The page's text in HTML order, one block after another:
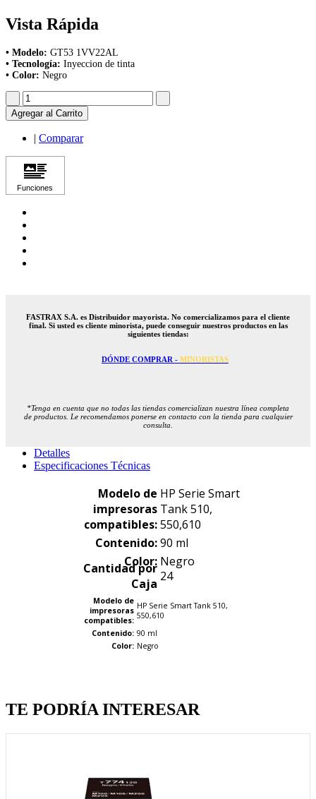
Vista Rápida
• Modelo: GT53 1VV22AL
• Tecnología: Inyeccion de tinta
• Color: Negro
Agregar al Carrito
Comparar
FASTRAX S.A. es Distribuidor mayorista. No comercializamos para el cliente
final. Si usted es cliente minorista, puede conseguir nuestros productos en las
siguientes tiendas:
DÓNDE COMPRAR - MINORISTAS
*Tenga en cuenta que no todas las tiendas comercializan nuestra línea completa
de productos. Le recomendamos ponerse en contacto con la tienda para cualquier
consulta.
Detalles
Especificaciones Técnicas
Modelo de
impresoras
compatibles:
HP Serie Smart
Tank 510,
550,610
Contenido: 90 ml
Color: Negro
Cantidad por
Caja 24
Modelo de
impresoras
compatibles:
HP Serie Smart Tank 510,
550,610
Contenido: 90 ml
Color: Negro
TE PODRÍA INTERESAR